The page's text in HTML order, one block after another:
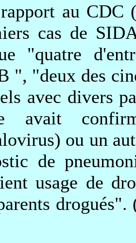
au CDC
cas de
"quatre
", "deux des
avec divers
avait
ou un
de
usage de